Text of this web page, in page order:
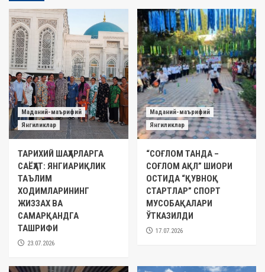
Маданий-маърифий
Янгиликлар
ТАРИХИЙ ШАҲАРЛАРГА
САЁҲАТ: ЯНГИАРИҚЛИК
ТАЪЛИМ
ХОДИМЛАРИНИНГ
ЖИЗЗАХ ВА
САМАРҚАНДГА
ТАШРИФИ
23.07.2026
Маданий-маърифий
Янгиликлар
“СОҒЛОМ ТАНДА –
СОҒЛОМ АҚЛ” ШИОРИ
ОСТИДА “ҚУВНОҚ
СТАРТЛАР” СПОРТ
МУСОБАҚАЛАРИ
ЎТКАЗИЛДИ
17.07.2026